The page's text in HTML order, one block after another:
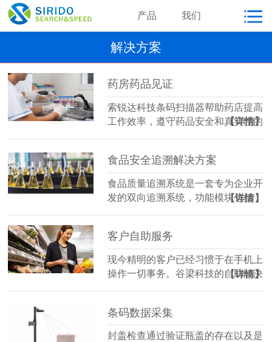
产品 我们
解决方案
药房药品见证
索锐达科技条码扫描器帮助药店提高
工作效率，遵守药品安全和真实性的
这些条码证明了其制造行为和产品内
容，…
【详情】
食品安全追溯解决方案
食品质量追溯系统是一套专为企业开
发的双向追溯系统，功能模块包括：
入库管理、库存管理、流向查询、库
存…
【详情】
客户自助服务
现今精明的客户已经习惯于在手机上
操作一切事务。谷梁科技的自助解决
助结账的自助终端为您的客人提供服
务…
【详情】
条码数据采集
封盖检查通过验证瓶盖的存在以及是